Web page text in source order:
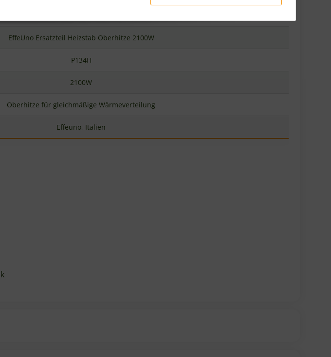
EffeUno Ersatzteil Heizstab Oberhitze 2100W
P134H
2100W
Oberhitze für gleichmäßige Wärmeverteilung
Effeuno, Italien